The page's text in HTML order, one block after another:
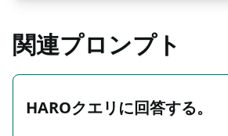
関連プロンプト
HAROクエリに回答する。